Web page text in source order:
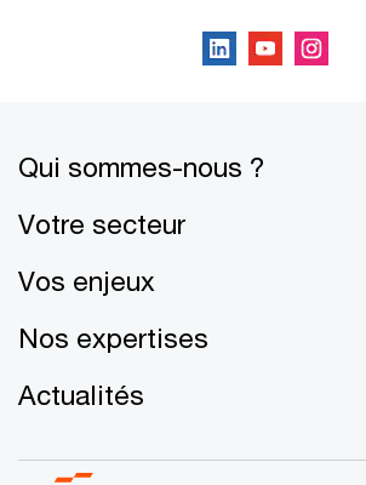
Qui sommes-nous ?
Votre secteur
Vos enjeux
Nos expertises
Actualités